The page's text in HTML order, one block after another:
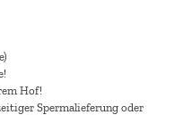
Hof!
Spermalieferung oder